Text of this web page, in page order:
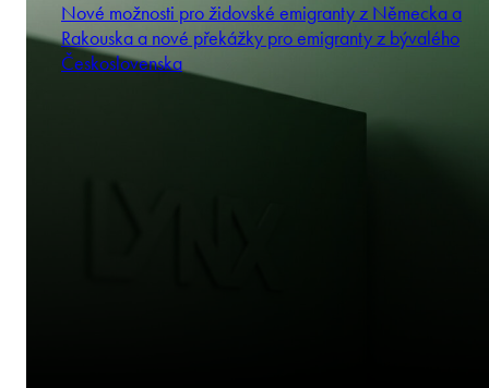
Nové možnosti pro židovské emigranty z Německa a
Rakouska a nové překážky pro emigranty z bývalého
Československa